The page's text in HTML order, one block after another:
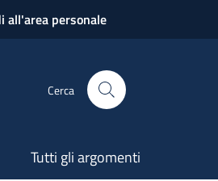
all'area personale
Cerca
Tutti gli argomenti